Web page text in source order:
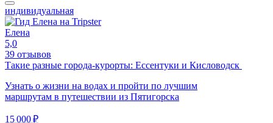
индивидуальная
Елена
5,0
39 отзывов
Такие разные города-курорты: Ессентуки и Кисловодск
Узнать о жизни на водах и пройти по лучшим
маршрутам в путешествии из Пятигорска
15 000 ₽